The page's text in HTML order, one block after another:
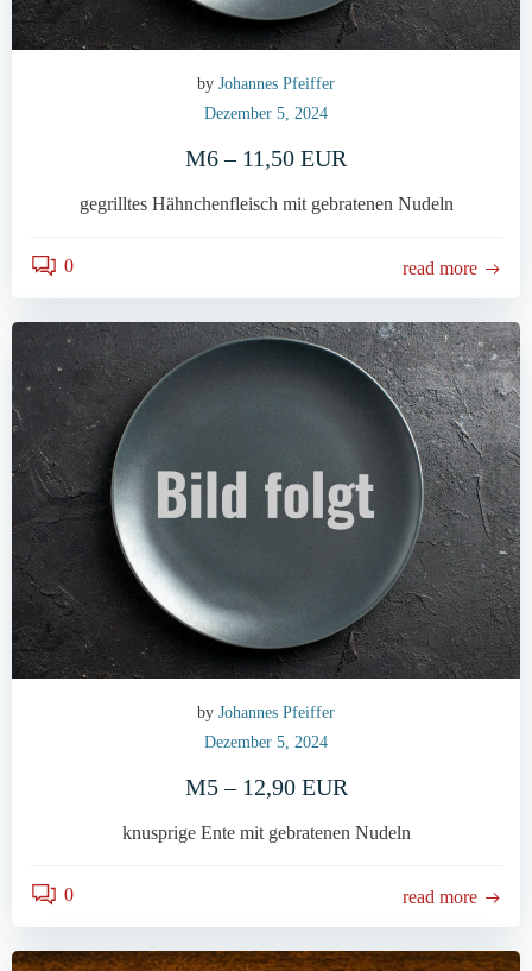
by Johannes Pfeiffer
Dezember 5, 2024
M6 – 11,50 EUR
gegrilltes Hähnchenfleisch mit gebratenen Nudeln
0 read more
by Johannes Pfeiffer
Dezember 5, 2024
M5 – 12,90 EUR
knusprige Ente mit gebratenen Nudeln
0 read more